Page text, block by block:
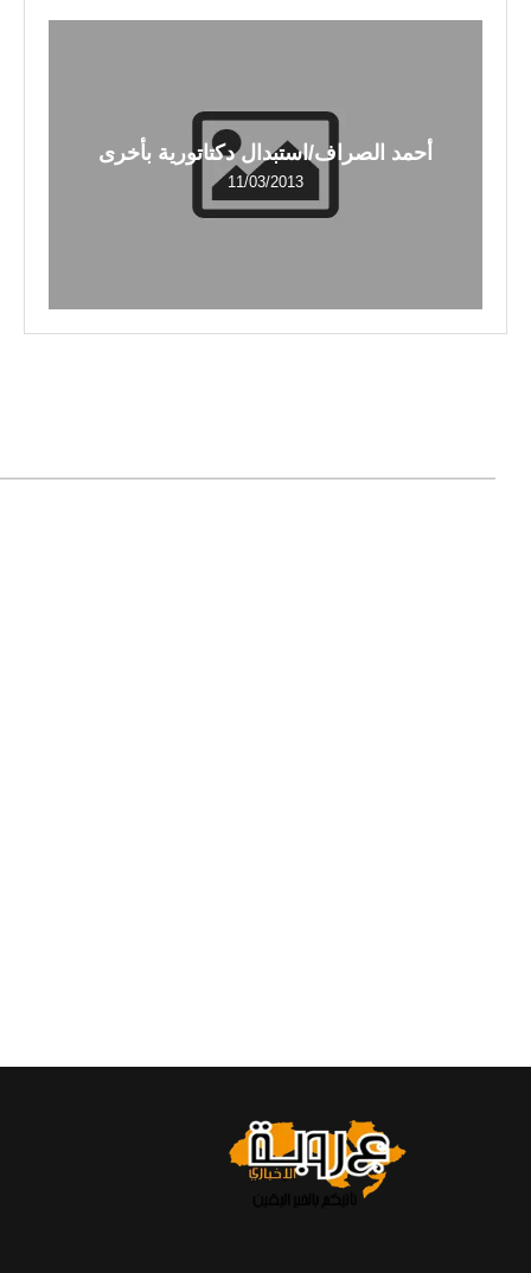
أحمد الصراف/استبدال دكتاتورية بأخرى
11/03/2013